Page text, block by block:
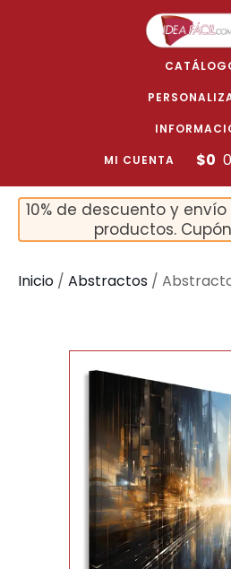
MI CUENTA $0
10% de descuento y
productos. Cupón:
Inicio / Abstractos /